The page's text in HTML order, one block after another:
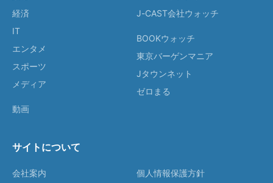
経済
IT
エンタメ
スポーツ
メディア
動画
J-CAST会社ウォッチ
BOOKウォッチ
東京バーゲンマニア
Jタウンネット
ゼロまる
サイトについて
会社案内 個人情報保護方針